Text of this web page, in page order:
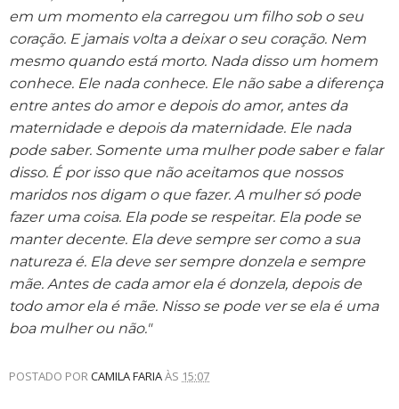
em um momento ela carregou um filho sob o seu
coração. E jamais volta a deixar o seu coração. Nem
mesmo quando está morto. Nada disso um homem
conhece. Ele nada conhece. Ele não sabe a diferença
entre antes do amor e depois do amor, antes da
maternidade e depois da maternidade. Ele nada
pode saber. Somente uma mulher pode saber e falar
disso. É por isso que não aceitamos que nossos
maridos nos digam o que fazer. A mulher só pode
fazer uma coisa. Ela pode se respeitar. Ela pode se
manter decente. Ela deve sempre ser como a sua
natureza é. Ela deve ser sempre donzela e sempre
mãe. Antes de cada amor ela é donzela, depois de
todo amor ela é mãe. Nisso se pode ver se ela é uma
boa mulher ou não."
POSTADO PORCAMILA FARIAÀS 15:07